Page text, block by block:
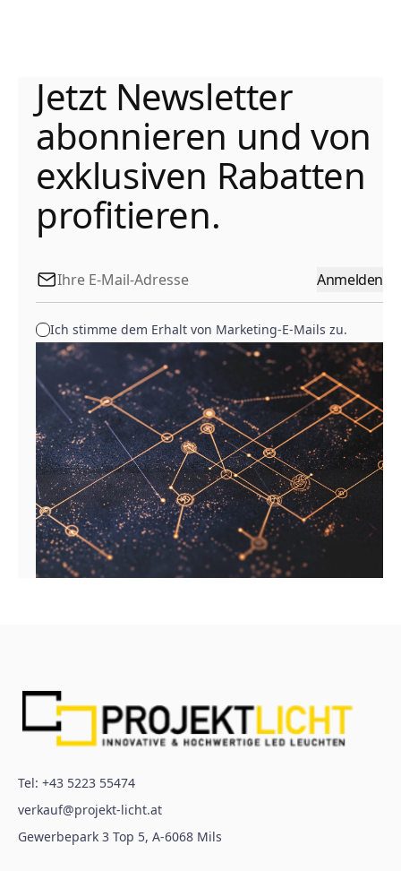
Jetzt Newsletter
abonnieren und von
exklusiven Rabatten
profitieren.
Anmelden
Ich stimme dem Erhalt von Marketing-E-Mails zu.
Tel: +43 5223 55474
verkauf@projekt-licht.at
Gewerbepark 3 Top 5, A-6068 Mils